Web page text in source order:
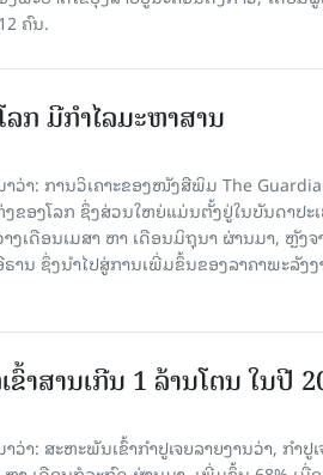
ຄົນ.
ກ ມີກຳໄລມະຫາສານ
ວ່າ: ການວິເຄາະຂອງໜັງສືພິມ The
ອງໂລກ ຊຶ່ງສ່ວນໃຫຍ່ແມ່ນຕັ້ງຢູ່ໃນບັນດາປະ
ງເດືອນເມສາ ຫາ ເດືອນມິຖຸນາ ຜ່ານມາ, ຫຼັງຈ
ານ ຊຶ່ງນຳໄປສູ່ການເພີ່ມຂຶ້ນຂອງລາຄາພະລັງງ
າສານເກີນ 1 ລ້ານໂຕນ ໃນປີ
າ: ສະຫະພັນເຂົ້າກຳປູເຈຍລາຍງານວ່າ, ກໍາປູເ